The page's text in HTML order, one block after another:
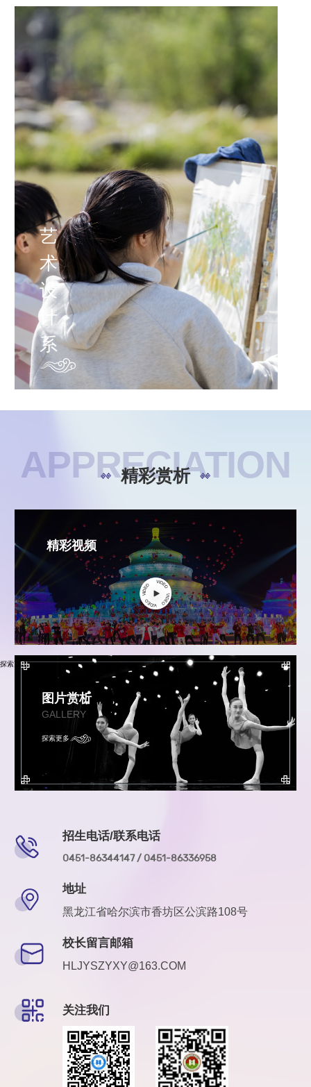
戏
剧
影
视
APPRECIATION
精彩赏析
精彩视频
探索更多
图片赏析
GALLERY
探索更多
招生电话/联系电话
0451-86344147 / 0451-86336958
地址
黑龙江省哈尔滨市香坊区公滨路108号
校长留言邮箱
HLJYSZYXY@163.COM
关注我们